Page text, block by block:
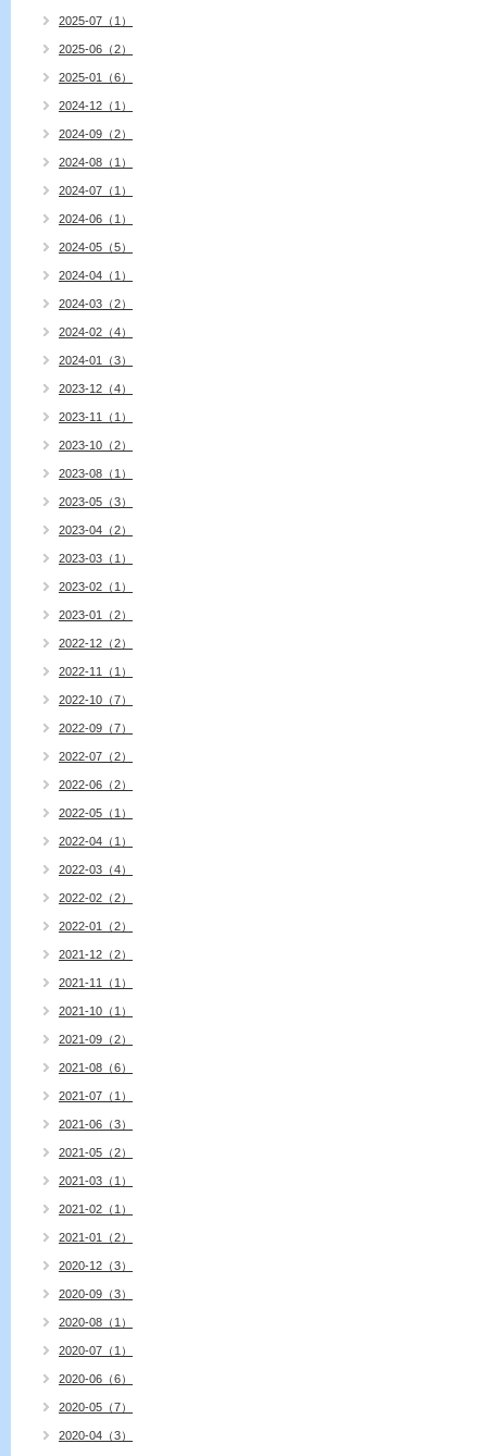
2025-07（1）
2025-06（2）
2025-01（6）
2024-12（1）
2024-09（2）
2024-08（1）
2024-07（1）
2024-06（1）
2024-05（5）
2024-04（1）
2024-03（2）
2024-02（4）
2024-01（3）
2023-12（4）
2023-11（1）
2023-10（2）
2023-08（1）
2023-05（3）
2023-04（2）
2023-03（1）
2023-02（1）
2023-01（2）
2022-12（2）
2022-11（1）
2022-10（7）
2022-09（7）
2022-07（2）
2022-06（2）
2022-05（1）
2022-04（1）
2022-03（4）
2022-02（2）
2022-01（2）
2021-12（2）
2021-11（1）
2021-10（1）
2021-09（2）
2021-08（6）
2021-07（1）
2021-06（3）
2021-05（2）
2021-03（1）
2021-02（1）
2021-01（2）
2020-12（3）
2020-09（3）
2020-08（1）
2020-07（1）
2020-06（6）
2020-05（7）
2020-04（3）